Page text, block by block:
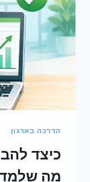
הדרכה בארגון
כיצד
מה